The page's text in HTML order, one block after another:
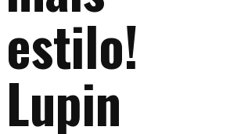
estilo!
Lupin